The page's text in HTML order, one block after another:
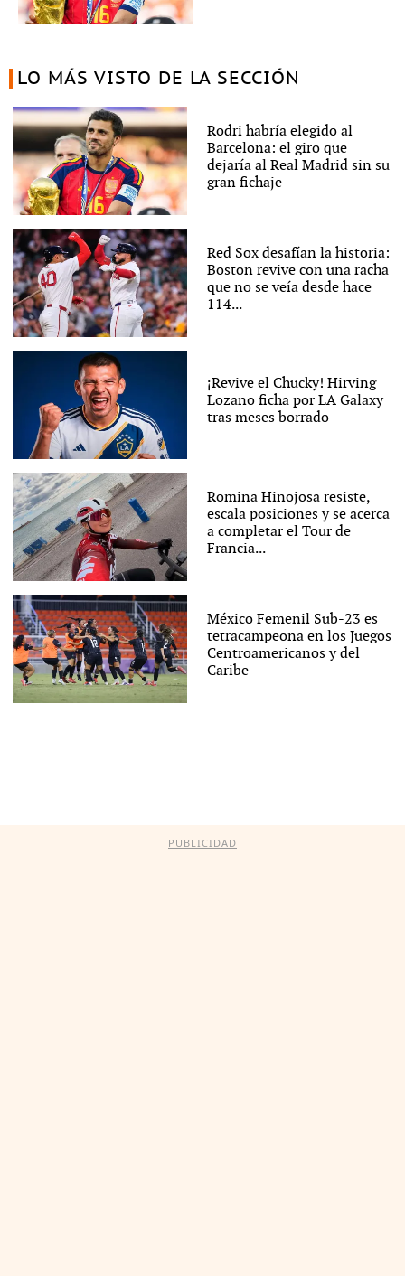
LO MÁS VISTO DE LA SECCIÓN
Rodri habría elegido al
Barcelona: el giro que
dejaría al Real Madrid sin su
gran fichaje
Red Sox desafían la historia:
Boston revive con una racha
que no se veía desde hace
114...
¡Revive el Chucky! Hirving
Lozano ficha por LA Galaxy
tras meses borrado
Romina Hinojosa resiste,
escala posiciones y se acerca
a completar el Tour de
Francia...
México Femenil Sub-23 es
tetracampeona en los Juegos
Centroamericanos y del
Caribe
PUBLICIDAD